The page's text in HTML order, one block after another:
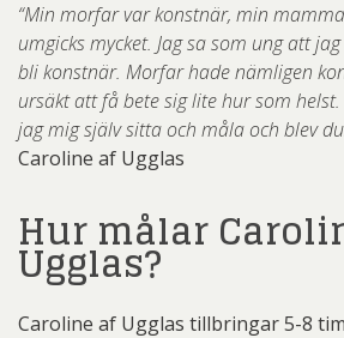
“Min morfar var konstnär, min
umgicks mycket. Jag sa som ung att
bli konstnär. Morfar hade nämligen
ursäkt att få bete sig lite hur som
jag mig själv sitta och måla och blev
Caroline af Ugglas
Hur målar
Ugglas?
Caroline af Ugglas tillbringar 5-8